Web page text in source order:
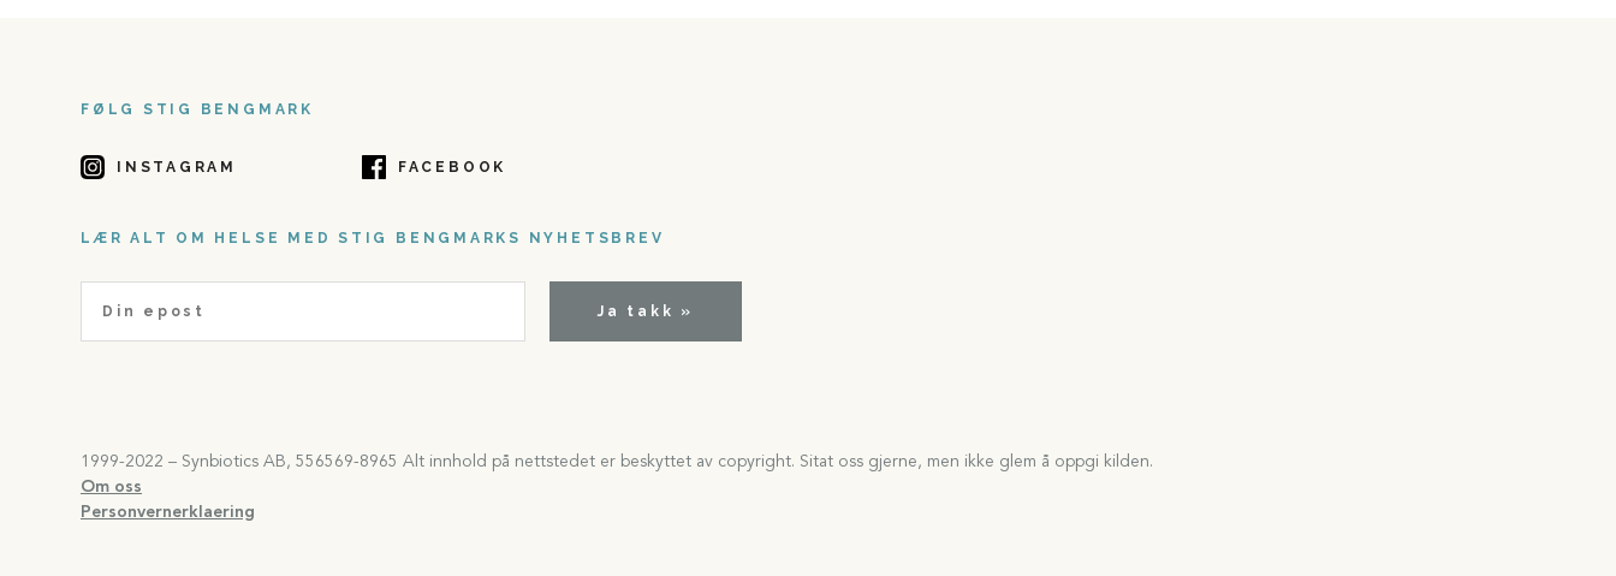
FØLG STIG BENGMARK
INSTAGRAM FACEBOOK
LÆR ALT OM HELSE MED STIG BENGMARKS NYHETSBREV
Ja takk »
1999-2022 – Synbiotics AB, 556569-8965 Alt innhold på nettstedet er beskyttet av copyright. Sitat oss gjerne, men ikke glem å oppgi kilden.
Om oss
Personvernerklaering